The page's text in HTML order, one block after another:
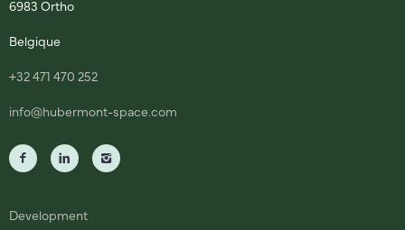
6983 Ortho
Belgique
+32 471 470 252
info@hubermont-space.com
Development